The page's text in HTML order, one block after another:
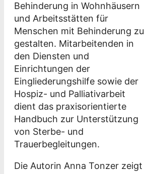
Behinderung in Wohnhäusern
und Arbeitsstätten für
Menschen mit Behinderung zu
gestalten. Mitarbeitenden in
den Diensten und
Einrichtungen der
Eingliederungshilfe sowie der
Hospiz- und Palliativarbeit
dient das praxisorientierte
Handbuch zur Unterstützung
von Sterbe- und
Trauerbegleitungen.
Die Autorin Anna Tonzer zeigt